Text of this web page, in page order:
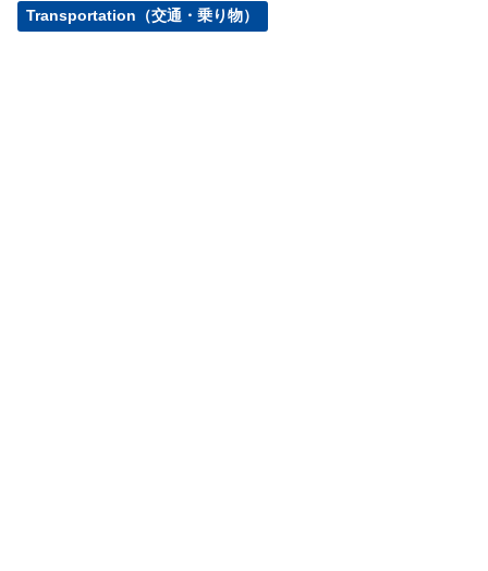
Transportation（交通・乗り物）